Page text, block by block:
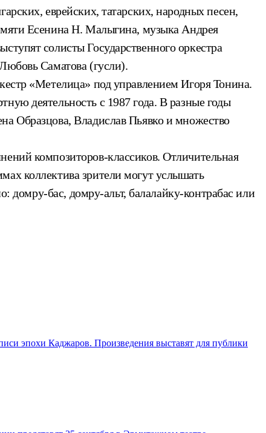
еврейских, татарских, народных песен,
Есенина Н. Малыгина, музыка Андрея
солисты Государственного оркестра
Саматова (гусли).
«Метелица» под управлением Игоря Тонина.
деятельность с 1987 года. В разные годы
Образцова, Владислав Пьявко и множество
композиторов-классиков. Отличительная
коллектива зрители могут услышать
домру-бас, домру-альт, балалайку-контрабас или
эпохи Каджаров. Произведения выставят для публики